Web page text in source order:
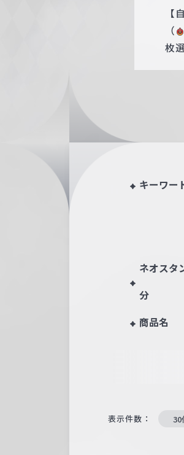
【
（
枚
キーワー
ネオスタ
分
商品名
表示件数：